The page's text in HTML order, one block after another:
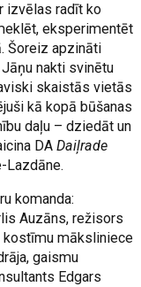
izvēlas radīt ko
eksperimentēt
Šoreiz apzināti
nakti svinētu
skaistās vietās
kā kopā būšanas
daļu – dziedāt un
DADaiļrade
Lazdāne.
komanda:
Auzāns, režisors
kostīmu māksliniece
gaismu
Edgars